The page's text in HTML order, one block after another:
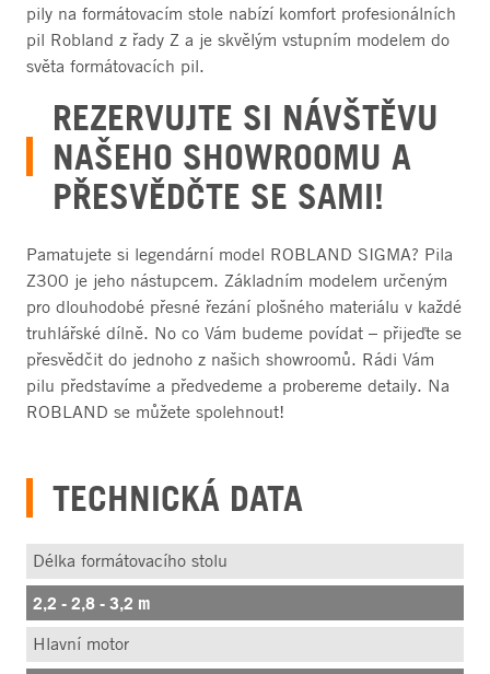
pily na formátovacím stole nabízí komfort profesionálních
pil Robland z řady Z a je skvělým vstupním modelem do
světa formátovacích pil.
REZERVUJTE SI NÁVŠTĚVU
NAŠEHO SHOWROOMU A
PŘESVĚDČTE SE SAMI!
Pamatujete si legendární model ROBLAND SIGMA? Pila
Z300 je jeho nástupcem. Základním modelem určeným
pro dlouhodobé přesné řezání plošného materiálu v každé
truhlářské dílně. No co Vám budeme povídat – přijeďte se
přesvědčit do jednoho z našich showroomů. Rádi Vám
pilu představíme a předvedeme a probereme detaily. Na
ROBLAND se můžete spolehnout!
TECHNICKÁ DATA
Délka formátovacího stolu
2,2 - 2,8 - 3,2 m
Hlavní motor